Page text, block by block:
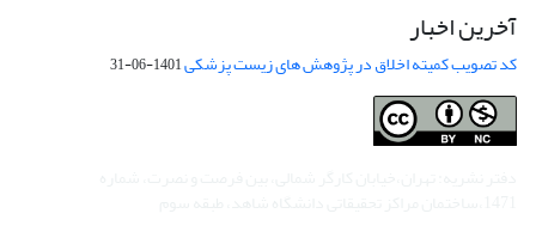
آخرین اخبار
کد تصویب کمیته اخلاق در پژوهش های زیست پزشکی1401-06-31